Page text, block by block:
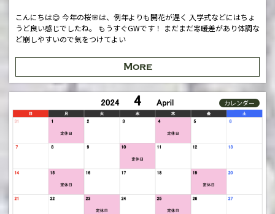
こんにちは😊 今年の桜🌸は、例年よりも開花が遅く 入学式などにはちょ
うど良い感じでしたね。 もうすぐGWです！ まだまだ寒暖差があり体調な
ど崩しやすいので気をつけてよい
More
カレンダー